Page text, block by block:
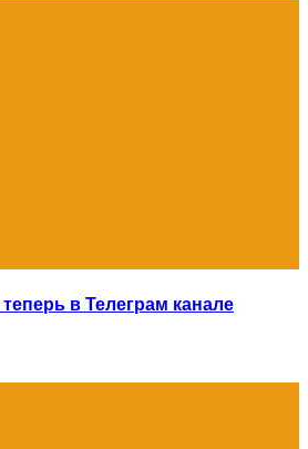
в Телеграм канале